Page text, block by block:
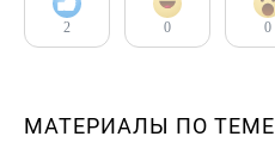
2 0 0
МАТЕРИАЛЫ ПО ТЕМЕ